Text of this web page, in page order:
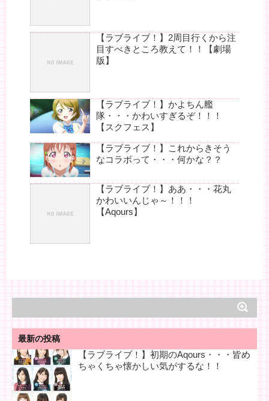
【ラブライブ！】2周目行くから注
目すべきところ教えて！！【劇場
版】
【ラブライブ！】かよちん艦
隊・・・かわいすぎるぞ！！！
【スクフェス】
【ラブライブ！】これからきそう
なコラボって・・・何かな？？
【ラブライブ！】ああ・・・花丸
かわいいんじゃ～！！！
【Aqours】
最新の投稿
【ラブライブ！】初期のAqours・・・皆め
ちゃくちゃ懐かしい気がするな！！